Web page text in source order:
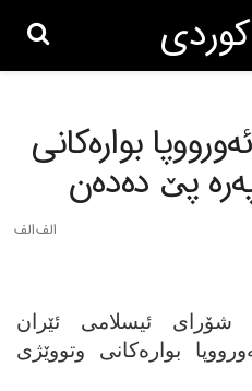
بواره‌کانی
پێ ده‌ده‌ن
شۆرای ئیسلامی ئێران
بواره‌کانی وتووێژی